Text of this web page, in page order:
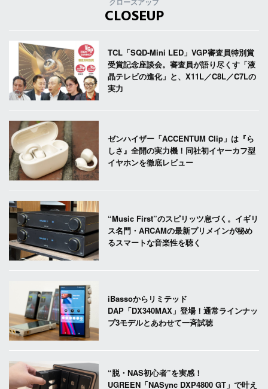
クローズアップ
CLOSEUP
TCL「SQD-Mini LED」VGP審査員特別賞
受賞記念座談会。審査員が語り尽くす「液
晶テレビの進化」と、X11L／C8L／C7Lの
実力
ゼンハイザー「ACCENTUM Clip」は『ら
しさ』全開の実力機！同社初イヤーカフ型
イヤホンを徹底レビュー
“Music First”のスピリッツ息づく。イギリ
ス名門・ARCAMの最新プリメインが秘め
るスマートな音楽性を聴く
iBassoからリミテッド
DAP「DX340MAX」登場！通常ラインナッ
プ3モデルとあわせて一斉試聴
“脱・NAS初心者”を実感！
UGREEN「NASync DXP4800 GT」で叶え